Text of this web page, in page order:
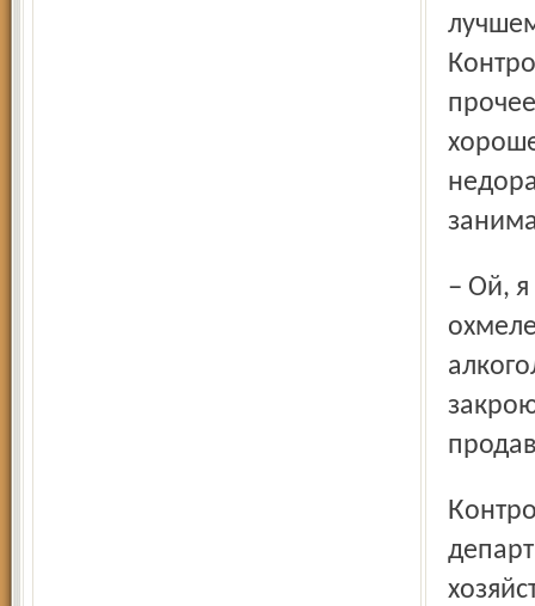
– Ой, я счастлива, что ввели этот закон! Тошнит от
Контролировать исполнение закона будут полиция и